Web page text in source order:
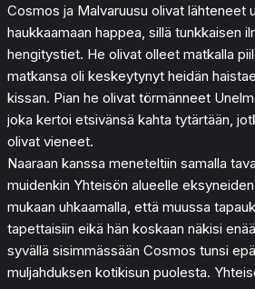
Cosmos ja Malvaruusu olivat lähteneet
haukkaamaan happea, sillä tunkkaisen
hengitystiet. He olivat olleet matkalla
matkansa oli keskeytynyt heidän
kissan. Pian he olivat törmänneet
joka kertoi etsivänsä kahta tytärtään,
olivat vieneet.
Naaraan kanssa meneteltiin samalla
muidenkin Yhteisön alueelle
mukaan uhkaamalla, että muussa
tapettaisiin eikä hän koskaan näkisi
syvällä sisimmässään Cosmos tunsi
muljahduksen kotikisun puolesta.